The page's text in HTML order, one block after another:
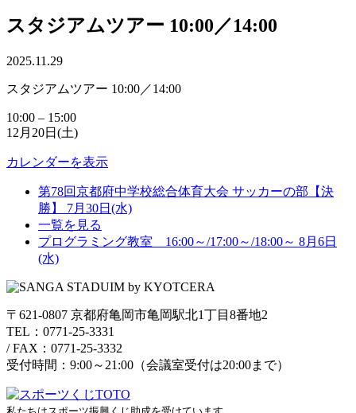
スタジアムツアー 10:00／14:00
2025.11.29
スタジアムツアー 10:00／14:00
10:00 – 15:00
12月20日(土)
カレンダーを表示
第78回京都府中学校総合体育大会 サッカーの部【決
勝】 7月30日(水)
一覧を見る
プログラミング教室 16:00～/17:00～/18:00～ 8月6日
(水)
〒621-0807 京都府亀岡市亀岡駅北1丁目8番地2
TEL：0771-25-3331
/FAX：0771-25-3332
受付時間：9:00～21:00（会議室受付は20:00まで）